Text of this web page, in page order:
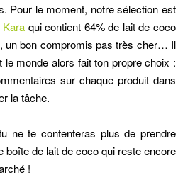
Pour le moment, notre sélection est
Kara qui contient 64% de lait de coco
un bon compromis pas très cher… Il
le monde alors fait ton propre choix :
sur chaque produit dans
la tâche.
ne te contenteras plus de prendre
boîte de lait de coco qui reste encore
!